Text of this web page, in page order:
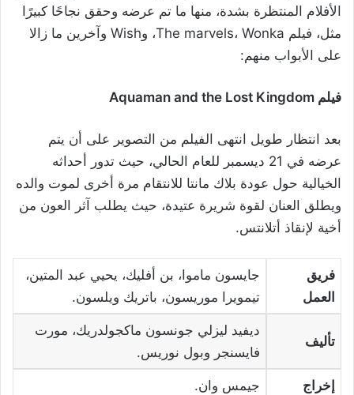
الأفلام المنتظرة بشدة، منها ما تم عرضه وحقق نجاحًا كبيرًا
مثل، فيلم The marvels، Wonka، وWish وآخرين ما زالا
على الأبواب منهم:
فيلم Aquaman and the Lost Kingdom
بعد انتظار طويل انتهى الفيلم من التصوير على أن يتم
عرضه في 21 ديسمبر للعام الحالي، حيث تدور أحداثه
الخيالية حول عودة بلاك مانتا للانتقام مرة أخرى لموت والده
ويطلق العنان لقوة شريرة عتيدة، حيث يطلب آثر العون من
أخية لإنقاذ أتلانتس.
فريق
العمل
جايسون ماموا، بن أفليك، يحيي عبد المتين،
تيمويرا موريسون، باتريك ويلسون.
تأليف
ديفيد ليزلي جونسون ماكجولدريك، مورت
فايسنجر وبول نوريس.
إخراج جيمس وان.